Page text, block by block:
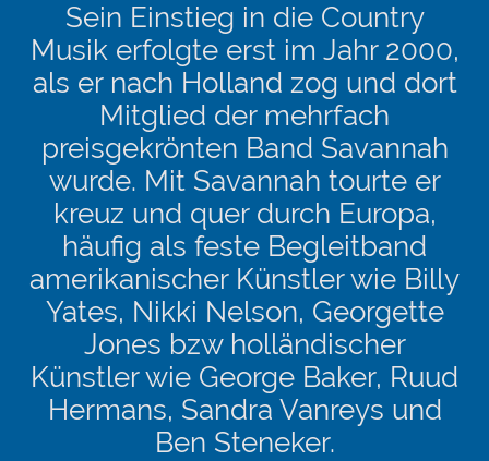
Sein Einstieg in die Country
Musik erfolgte erst im Jahr 2000,
als er nach Holland zog und dort
Mitglied der mehrfach
preisgekrönten Band Savannah
wurde. Mit Savannah tourte er
kreuz und quer durch Europa,
häufig als feste Begleitband
amerikanischer Künstler wie Billy
Yates, Nikki Nelson, Georgette
Jones bzw holländischer
Künstler wie George Baker, Ruud
Hermans, Sandra Vanreys und
Ben Steneker.